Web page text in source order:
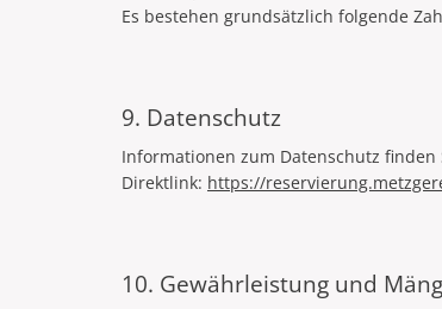
Es bestehen grundsätzlich folgende
9. Datenschutz
Informationen zum Datenschutz
Direktlink: https://
10. Gewährleistung und